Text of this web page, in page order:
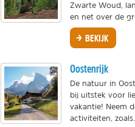
Zwarte Woud,
en net over de
BEKIJK
Oostenrijk
De natuur in
bij uitstek voor
vakantie! Neem
activiteiten, zoals...